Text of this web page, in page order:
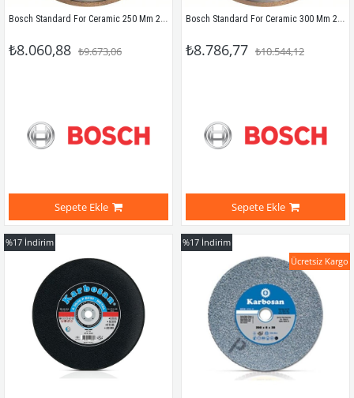
Bosch Standard For Ceramic 250 Mm 2608602539
₺8.060,88 ₺9.673,06
Sepete Ekle
Bosch Standard For Ceramic 300 Mm 2608602540
₺8.786,77 ₺10.544,12
Sepete Ekle
%17 İndirim %17 İndirim
Ücretsiz Kargo